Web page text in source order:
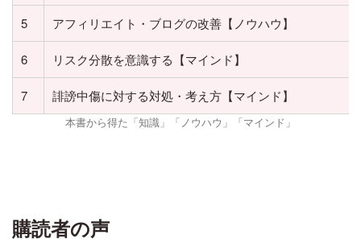
5 アフィリエイト・ブログの改善【ノウハウ】
6 リスク分散を意識する【マインド】
7 誹謗中傷に対する対処・考え方【マインド】
本書から得た「知識」「ノウハウ」「マインド」
購読者の声